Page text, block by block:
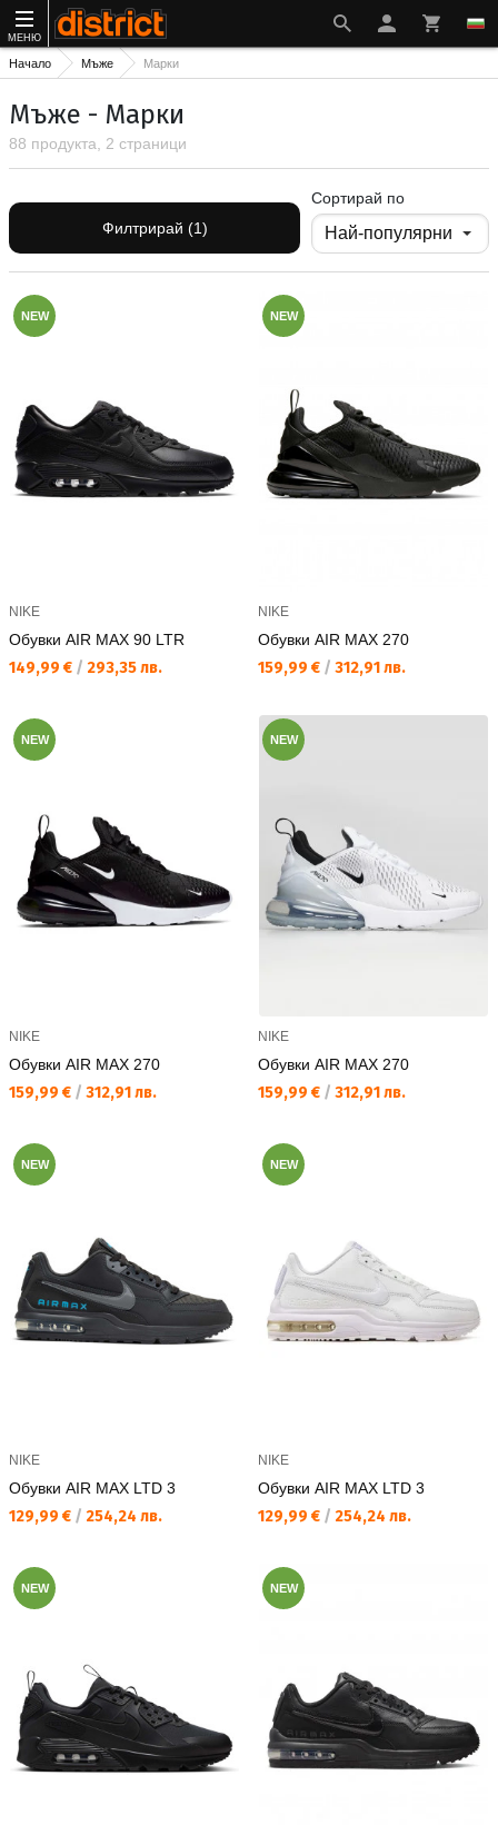
МЕНЮ
Начало Мъже Марки
Мъже - Марки
88 продукта, 2 страници
Филтрирай (1)
Сортирай по
NEW
NIKE
Обувки AIR MAX 90 LTR
Текуща цена:
149,99 € / 293,35 лв.
NEW
NIKE
Обувки AIR MAX 270
Текуща цена:
159,99 € / 312,91 лв.
NEW
NIKE
Обувки AIR MAX 270
Текуща цена:
159,99 € / 312,91 лв.
NEW
NIKE
Обувки AIR MAX 270
Текуща цена:
159,99 € / 312,91 лв.
NEW
NIKE
Обувки AIR MAX LTD 3
Текуща цена:
129,99 € / 254,24 лв.
NEW
NIKE
Обувки AIR MAX LTD 3
Текуща цена:
129,99 € / 254,24 лв.
NEW NEW